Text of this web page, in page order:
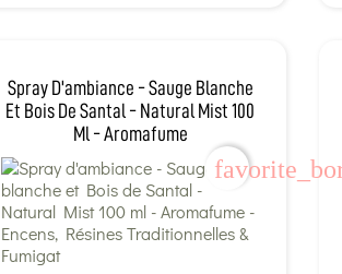
Spray D'ambiance - Sauge Blanche
Et Bois De Santal - Natural Mist 100
Ml - Aromafume